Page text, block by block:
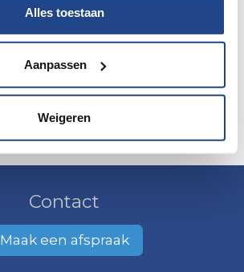
Alles toestaan
Aanpassen
Weigeren
Contact
Maak een afspraak